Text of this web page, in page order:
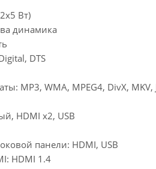
Вт)
динамика
DTS
MP3, WMA, MPEG4, DivX, MKV,
HDMI x2, USB
панели: HDMI, USB
HDMI 1.4